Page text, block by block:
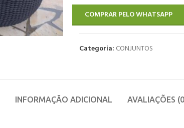
COMPRAR PELO WHATSAPP
Categoria: CONJUNTOS
INFORMAÇÃO ADICIONAL AVALIAÇÕES